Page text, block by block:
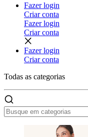
Fazer login
Criar conta
Fazer login
Criar conta
Fazer login
Criar conta
Todas as categorias